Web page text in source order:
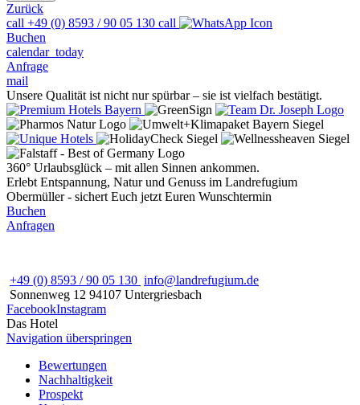
Zurück
call +49 (0) 8593 / 90 05 130 call
Buchen
calendar_today
Anfrage
mail
Unsere Qualität ist nicht nur spürbar – sie ist vielfach bestätigt.
360° Urlaubsglück – mit allen Sinnen ankommen.
Erlebt Entspannung, Natur und Genuss im Landrefugium
Obermüller - sichert Euch jetzt Euren Wunschtermin
Buchen
Anfragen
+49 (0) 8593 / 90 05 130 info@landrefugium.de
Sonnenweg 12 94107 Untergriesbach
FacebookInstagram
Das Hotel
Navigation überspringen
Bewertungen
Nachhaltigkeit
Prospekt